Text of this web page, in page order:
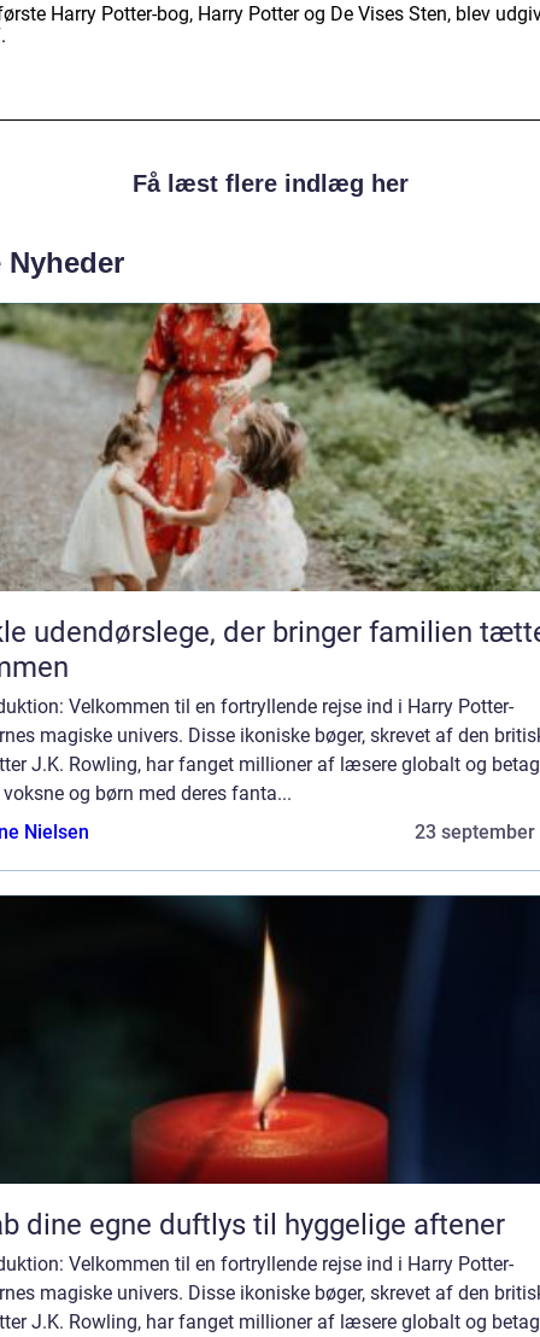
Harry Potter-bog, Harry Potter og De Vises Sten, blev
Få læst flere indlæg her
Nyheder
udendørslege, der bringer familien
Velkommen til en fortryllende rejse ind i Harry Potter-
magiske univers. Disse ikoniske bøger, skrevet af den
J.K. Rowling, har fanget millioner af læsere globalt og
og børn med deres fanta...
Nielsen
23 september
dine egne duftlys til hyggelige aftener
Velkommen til en fortryllende rejse ind i Harry Potter-
magiske univers. Disse ikoniske bøger, skrevet af den
J.K. Rowling, har fanget millioner af læsere globalt og